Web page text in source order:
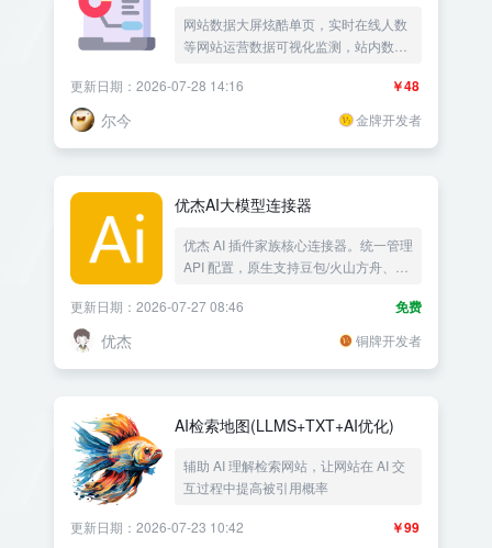
网站数据大屏炫酷单页，实时在线人数
等网站运营数据可视化监测，站内数据
网页访问统计网站统计——《益吾库》￥48
更新日期：2026-07-28 14:16
尔今 金牌开发者
优杰AI大模型连接器
优杰 AI 插件家族核心连接器。统一管理
API 配置，原生支持豆包/火山方舟、
模型。
免费
更新日期：2026-07-27 08:46
优杰 铜牌开发者
AI检索地图(LLMS+TXT+AI优化)
辅助 AI 理解检索网站，让网站在 AI 交
互过程中提高被引用概率
￥99
更新日期：2026-07-23 10:42